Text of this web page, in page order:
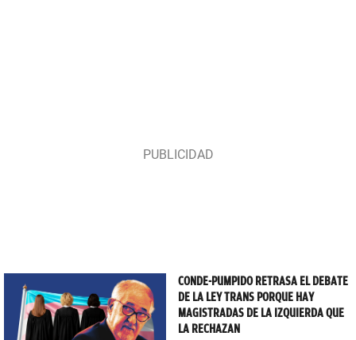
CONDE-PUMPIDO RETRASA EL DEBATE
DE LA LEY TRANS PORQUE HAY
MAGISTRADAS DE LA IZQUIERDA QUE
LA RECHAZAN